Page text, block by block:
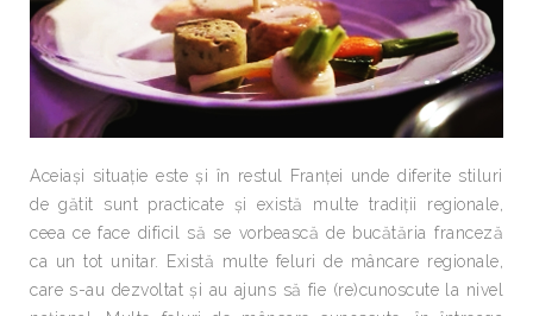
Aceiași situație este și în restul Franței unde diferite stiluri
de gătit sunt practicate și există multe tradiții regionale,
ceea ce face dificil să se vorbească de bucătăria franceză
ca un tot unitar. Există multe feluri de mâncare regionale,
care s-au dezvoltat și au ajuns să fie (re)cunoscute la nivel